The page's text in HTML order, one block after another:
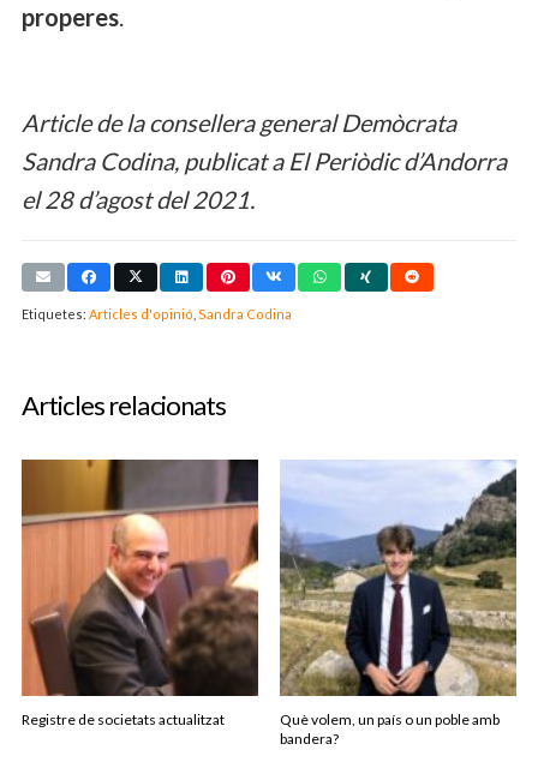
properes.
Article de la consellera general Demòcrata
Sandra Codina, publicat a El Periòdic d’Andorra
el 28 d’agost del 2021.
Etiquetes: Articles d'opinió Sandra Codina
Articles relacionats
Registre de societats actualitzat
Què volem, un país o un poble amb
bandera?